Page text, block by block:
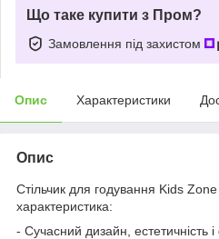
Що таке купити з Пром?
Замовлення під захистом
Опис Характеристики
Опис
Стільчик для годування Kids Zone
характеристика:
- Сучасний дизайн, естетичність і